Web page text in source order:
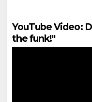
YouTube Video:
the funk!"